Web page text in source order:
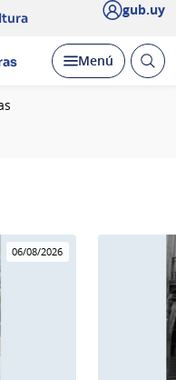
gub.uy
Desplegar
Menú Abrir
06/08/2026